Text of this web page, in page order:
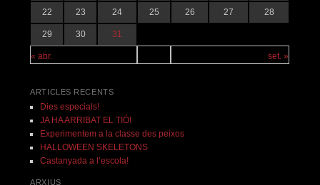
« abr. set. »
22 23 24 25 26 27 28
29 30 31
ARTICLES RECENTS
Dies especials!
JA HA ARRIBAT EL TIÓ!
Experimentem a la classe des peixos
HALLOWEEN SKELETONS
Castanyada a l’escola!
ARXIUS